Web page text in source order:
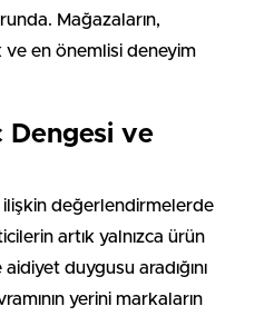
Mağazaların,
ve en önemlisi deneyim
Dengesi ve
değerlendirmelerde
artık yalnızca ürün
duygusu aradığını
yerini markaların